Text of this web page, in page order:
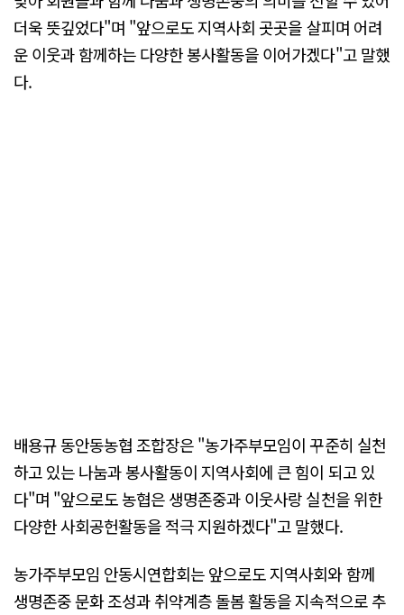
더욱 뜻깊었다"며 "앞으로도 지역사회 곳곳을 살피며 어려
운 이웃과 함께하는 다양한 봉사활동을 이어가겠다"고 말했
다.
배용규 동안동농협 조합장은 "농가주부모임이 꾸준히 실천
하고 있는 나눔과 봉사활동이 지역사회에 큰 힘이 되고 있
다"며 "앞으로도 농협은 생명존중과 이웃사랑 실천을 위한
다양한 사회공헌활동을 적극 지원하겠다"고 말했다.
농가주부모임 안동시연합회는 앞으로도 지역사회와 함께
생명존중 문화 조성과 취약계층 돌봄 활동을 지속적으로 추